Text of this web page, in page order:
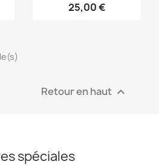
25,00 €
Retour en haut 
spéciales